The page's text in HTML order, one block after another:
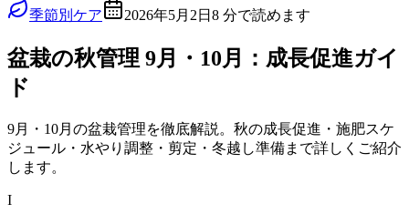
季節別ケア
2026年5月2日 8 分で読めます
盆栽の秋管理 9月・10月：成長促進ガイ
ド
9月・10月の盆栽管理を徹底解説。秋の成長促進・施肥スケ
ジュール・水やり調整・剪定・冬越し準備まで詳しくご紹介
します。
I